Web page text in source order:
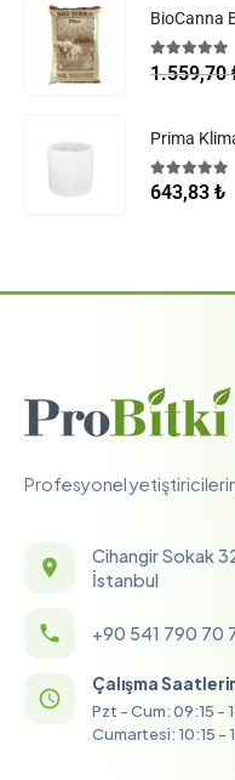
BioCanna
5.005
1.559,70
5.00 5
643,83 ₺
Profesyonel
Cihangir Sokak
İstanbul
+90 541 790 70
Çalışma
Pzt - Cum: 09:15 -
Cumartesi: 10:15 -